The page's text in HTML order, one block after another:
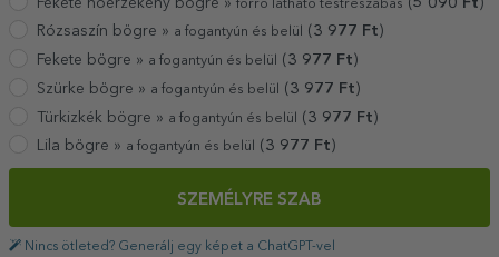
forró látható testreszabás
Rózsaszín bögre » a fogantyún és belül ( 3 977 Ft )
Fekete bögre » a fogantyún és belül ( 3 977 Ft )
Szürke bögre » a fogantyún és belül (3 977 Ft)
Türkizkék bögre » a fogantyún és belül (3 977 Ft)
Lila bögre » a fogantyún és belül ( 3 977 Ft )
SZEMÉLYRE SZAB
Nincs ötleted? Generálj egy képet a ChatGPT-vel